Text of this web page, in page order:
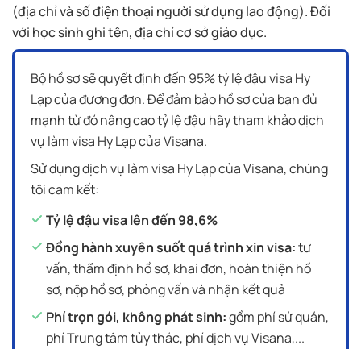
(địa chỉ và số điện thoại người sử dụng lao động). Đối
với học sinh ghi tên, địa chỉ cơ sở giáo dục.
Bộ hồ sơ sẽ quyết định đến 95% tỷ lệ đậu visa Hy
Lạp của đương đơn. Để đảm bảo hồ sơ của bạn đủ
mạnh từ đó nâng cao tỷ lệ đậu hãy tham khảo dịch
vụ làm visa Hy Lạp của Visana.
Sử dụng dịch vụ làm visa Hy Lạp của Visana, chúng
tôi cam kết:
Tỷ lệ đậu visa lên đến 98,6%
Đồng hành xuyên suốt quá trình xin visa:tư
vấn, thẩm định hồ sơ, khai đơn, hoàn thiện hồ
sơ, nộp hồ sơ, phỏng vấn và nhận kết quả
Phí trọn gói, không phát sinh:gồm phí sứ quán,
phí Trung tâm tủy thác, phí dịch vụ Visana,...